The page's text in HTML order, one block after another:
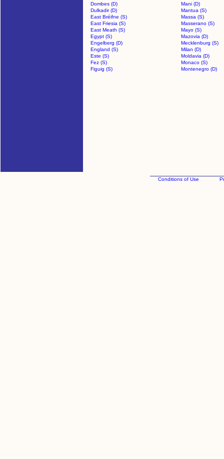
Dombes (D)
Mani (D)
Dulkadir (D)
Mantua (S)
East Bréifne (S)
Massa (S)
East Friesia (S)
Masserano (S)
East Meath (S)
Mayo (S)
Egypt (S)
Mazovia (D)
Engelberg (D)
Mecklenburg (S)
England (S)
Milan (D)
Este (S)
Moldavia (D)
Fez (S)
Monaco (S)
Figuig (S)
Montenegro (D)
Conditions of Use